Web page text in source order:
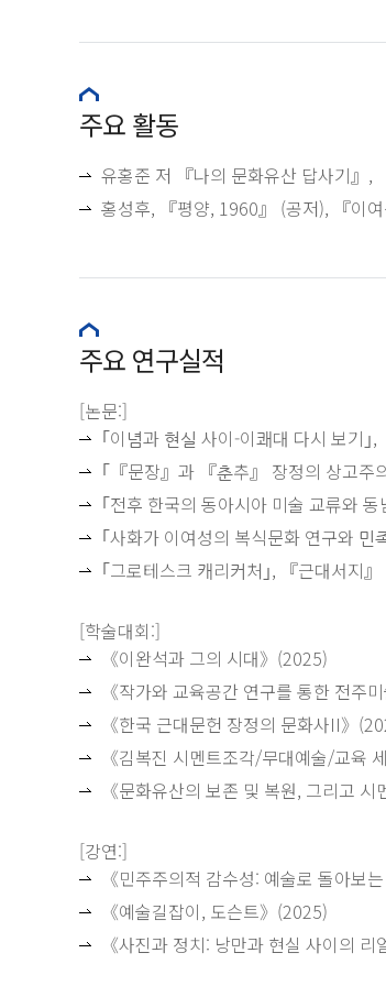
주요 활동
유홍준 저 『나의 문화유산 답사기』,
홍성후, 『평양, 1960』 (공저), 『이
주요 연구실적
[논문:]
｢이념과 현실 사이-이쾌대
｢『문장』과 『춘추』 장정의
｢전후 한국의 동아시아 미술
｢사화가 이여성의 복식문화
｢그로테스크 캐리커처｣, 『근대서
[학술대회:]
《이완석과 그의 시대》(2025)
《작가와 교육공간 연구를 통한 전주
《한국 근대문헌 장정의 문화사II》
《김복진 시멘트조각/무대예술/교육
《문화유산의 보존 및 복원, 그리고
[강연:]
《민주주의적 감수성: 예술로 돌아보
《예술길잡이, 도슨트》(2025)
《사진과 정치: 낭만과 현실 사이의